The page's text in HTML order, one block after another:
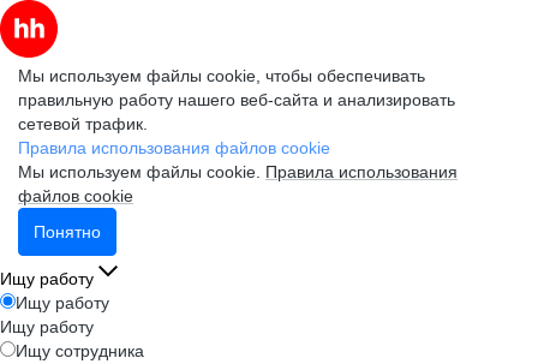
Мы используем файлы cookie, чтобы обеспечивать
правильную работу нашего веб-сайта и анализировать
сетевой трафик.
Правила использования файлов cookie
Мы используем файлы cookie. Правила использования
файлов cookie
Понятно
Ищу работу
Ищу работу
Ищу работу
Ищу сотрудника